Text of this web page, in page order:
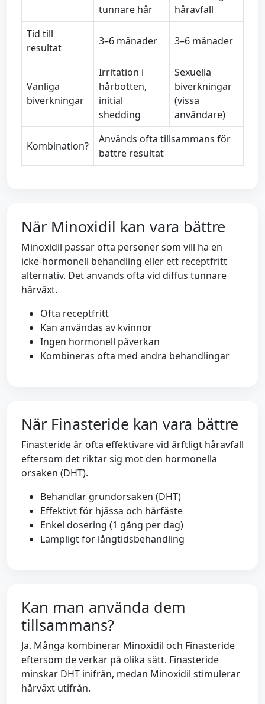
tunnare hår
håravfall
Tid till
resultat
3–6 månader 3–6 månader
Vanliga
biverkningar
Irritation i
hårbotten,
initial
shedding
Sexuella
biverkningar
(vissa
användare)
Kombination?
Används ofta tillsammans för
bättre resultat
När Minoxidil kan vara bättre
Minoxidil passar ofta personer som vill ha en
icke-hormonell behandling eller ett receptfritt
alternativ. Det används ofta vid diffus tunnare
hårväxt.
Ofta receptfritt
Kan användas av kvinnor
Ingen hormonell påverkan
Kombineras ofta med andra behandlingar
När Finasteride kan vara bättre
Finasteride är ofta effektivare vid ärftligt håravfall
eftersom det riktar sig mot den hormonella
orsaken (DHT).
Behandlar grundorsaken (DHT)
Effektivt för hjässa och hårfäste
Enkel dosering (1 gång per dag)
Lämpligt för långtidsbehandling
Kan man använda dem
tillsammans?
Ja. Många kombinerar Minoxidil och Finasteride
eftersom de verkar på olika sätt. Finasteride
minskar DHT inifrån, medan Minoxidil stimulerar
hårväxt utifrån.